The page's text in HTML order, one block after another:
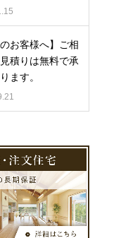
のお客様へ】ご相
積りは無料で承
ます。